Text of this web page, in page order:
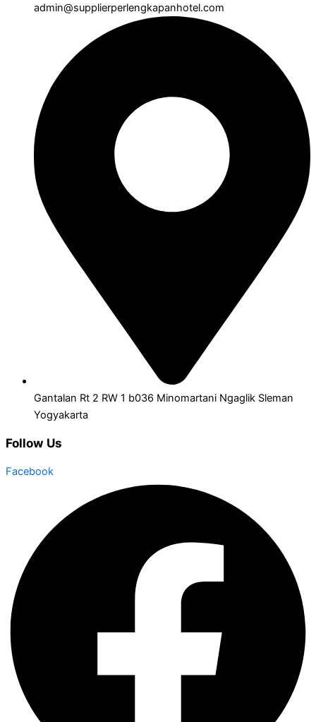
admin@supplierperlengkapanhotel.com
Gantalan Rt 2 RW 1 b036 Minomartani Ngaglik Sleman
Yogyakarta
Follow Us
Facebook